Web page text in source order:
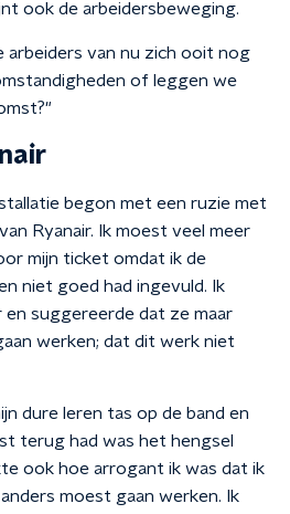
ook de arbeidersbeweging.
arbeiders van nu zich ooit nog
of leggen we
begon met een ruzie met
Ryanair. Ik moest veel meer
mijn ticket omdat ik de
niet goed had ingevuld. Ik
suggereerde dat ze maar
werken; dat dit werk niet
dure leren tas op de band en
terug had was het hengsel
ook hoe arrogant ik was dat ik
moest gaan werken. Ik